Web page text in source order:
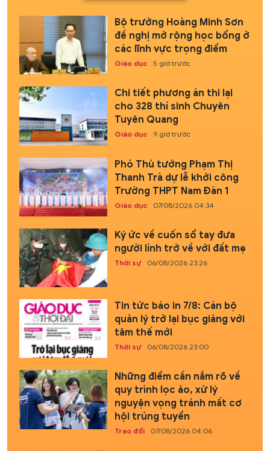
Bộ trưởng Hoàng Minh Sơn
đề nghị mở rộng học bổng ở
các lĩnh vực trọng điểm
Giáo dục 5 giờ trước
Chi tiết phương án thi lại
cho 328 thí sinh Chuyên
Tuyên Quang
Giáo dục 9 giờ trước
Phó Thủ tướng Phạm Thị
Thanh Trà dự lễ khởi công
Trường THPT Nam Đàn 1
Giáo dục 07/08/2026 04:34
Ký ức về cuốn sổ tay đưa
người lính trở về với đất mẹ
Thời sự 06/08/2026 23:26
Tin tức báo in 7/8: Cán bộ
quản lý trở lại bục giảng với
tâm thế mới
Thời sự 06/08/2026 23:00
Những điểm cần nắm rõ về
quy trình lọc ảo, xử lý
nguyện vọng tránh mất cơ
hội trúng tuyển
Trao đổi 07/08/2026 04:06